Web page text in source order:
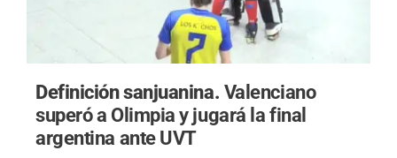
Definición sanjuanina. Valenciano
superó a Olimpia y jugará la final
argentina ante UVT